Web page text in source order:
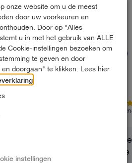
dag een busje
op te halen.
via de website. Bij
ontzettend snel.
Al
6
onze website om u de meest
door uw voorkeuren en
Door op "Alles
u in met het gebruik van ALLE
Cookie-instellingen bezoeken om
te geven en door
doorgaan" te klikken. Lees hier
instellingen